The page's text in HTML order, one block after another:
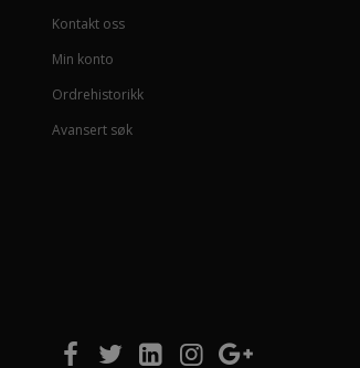
Kontakt oss
Min konto
Ordrehistorikk
Avansert søk